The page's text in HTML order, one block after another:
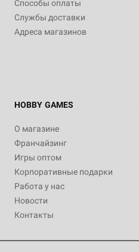
Способы оплаты
Службы доставки
Адреса магазинов
HOBBY GAMES
О магазине
Франчайзинг
Игры оптом
Корпоративные подарки
Работа у нас
Новости
Контакты